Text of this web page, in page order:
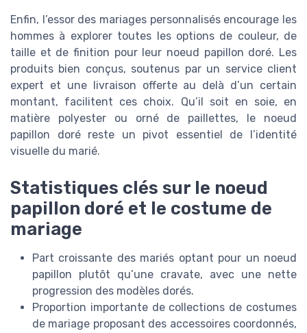
Enfin, l’essor des mariages personnalisés encourage les
hommes à explorer toutes les options de couleur, de
taille et de finition pour leur noeud papillon doré. Les
produits bien conçus, soutenus par un service client
expert et une livraison offerte au delà d’un certain
montant, facilitent ces choix. Qu’il soit en soie, en
matière polyester ou orné de paillettes, le noeud
papillon doré reste un pivot essentiel de l’identité
visuelle du marié.
Statistiques clés sur le noeud
papillon doré et le costume de
mariage
Part croissante des mariés optant pour un noeud
papillon plutôt qu’une cravate, avec une nette
progression des modèles dorés.
Proportion importante de collections de costumes
de mariage proposant des accessoires coordonnés,